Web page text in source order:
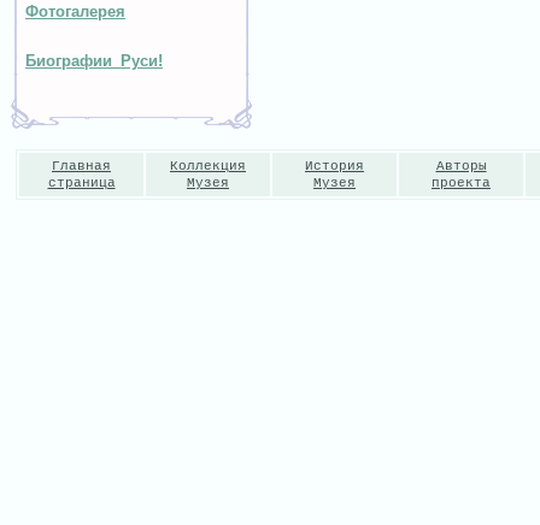
Фотогалерея
Биографии Руси!
Главная
страница
Коллекция
Музея
История
Музея
Авторы
проекта